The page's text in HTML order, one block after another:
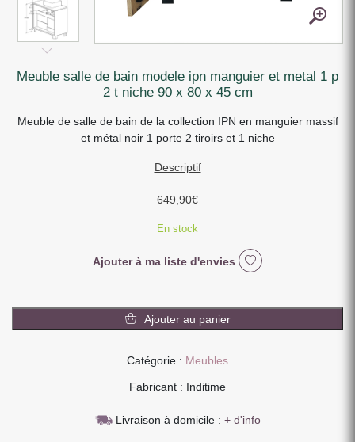
meuble salle de bain modele ipn manguier et metal 1 p
2 t niche 90 x 80 x 45 cm
Meuble de salle de bain de la collection IPN en manguier massif
et métal noir 1 porte 2 tiroirs et 1 niche
Descriptif
649,90€
En stock
Ajouter à ma liste d'envies
de
MEUBLE
DE
BAIN
IPN
Ajouter au panier
Catégorie : Meubles
Fabricant : Inditime
Livraison à domicile : + d'info